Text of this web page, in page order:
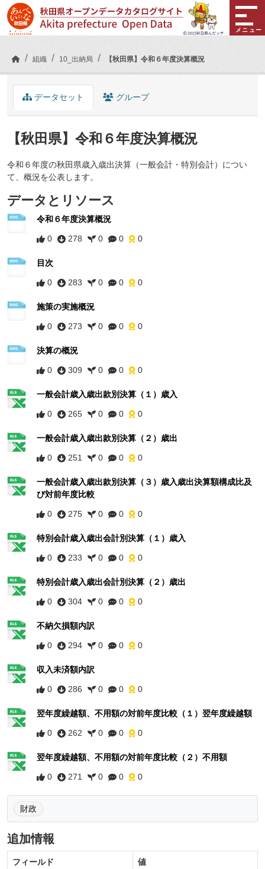
Skip to main content
メニュー
組織 10_出納局 【秋田県】令和６年度決算概況
データセット グループ
【秋田県】令和６年度決算概況
令和６年度の秋田県歳入歳出決算（一般会計・特別会計）につい
て、概況を公表します。
データとリソース
令和６年度決算概況
0 278 0 0 0
目次
0 283 0 0 0
施策の実施概況
0 273 0 0 0
決算の概況
0 309 0 0 0
一般会計歳入歳出款別決算（１）歳入
0 265 0 0 0
一般会計歳入歳出款別決算（２）歳出
0 251 0 0 0
一般会計歳入歳出款別決算（３）歳入歳出決算額構成比及
び対前年度比較
0 275 0 0 0
特別会計歳入歳出会計別決算（１）歳入
0 233 0 0 0
特別会計歳入歳出会計別決算（２）歳出
0 304 0 0 0
不納欠損額内訳
0 294 0 0 0
収入未済額内訳
0 286 0 0 0
翌年度繰越額、不用額の対前年度比較（１）翌年度繰越額
0 262 0 0 0
翌年度繰越額、不用額の対前年度比較（２）不用額
0 271 0 0 0
財政
追加情報
フィールド 値